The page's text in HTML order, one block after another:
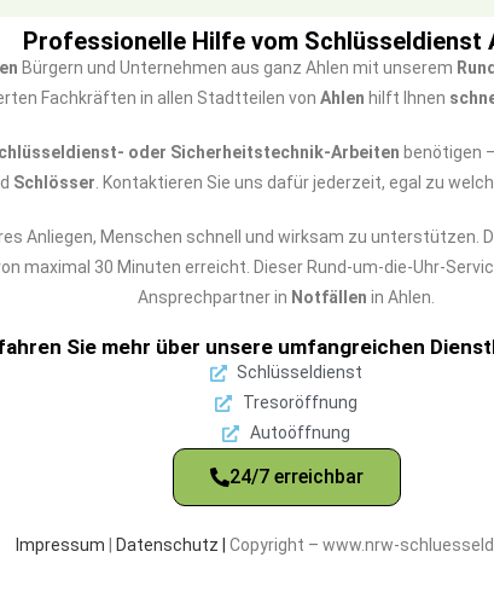
Professionelle Hilfe vom Schlüsseldienst
Bürgern und Unternehmen aus ganz Ahlen mit unserem
Fachkräften in allen Stadtteilen von Ahlen hilft Ihnen
oder Sicherheitstechnik-Arbeiten benötigen
Schlösser . Kontaktieren Sie uns dafür jederzeit, egal zu
Anliegen, Menschen schnell und wirksam zu unterstützen.
maximal 30 Minuten erreicht. Dieser Rund-um-die-Uhr-
Ansprechpartner in Notfällen in Ahlen.
Sie mehr über unsere umfangreichen
Schlüsseldienst
Tresoröffnung
Autoöffnung
24/7 erreichbar
Impressum Datenschutz | Copyright – www.nrw-